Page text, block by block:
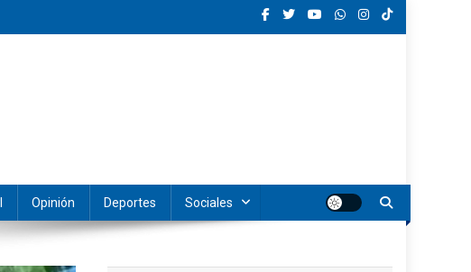
Opinión Deportes Sociales